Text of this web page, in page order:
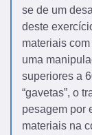
se de um
deste
materiais
uma
superiores a
“gavetas”, o
pesagem por
materiais na